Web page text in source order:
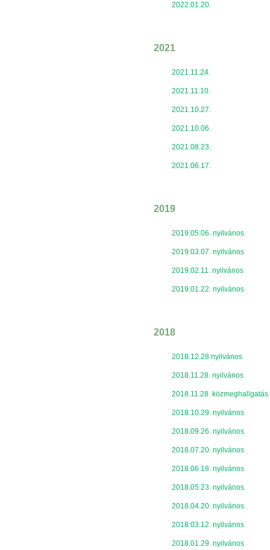
2022.01.20.
2021
2021.11.24.
2021.11.10.
2021.10.27.
2021.10.06.
2021.08.23.
2021.06.17.
2019
2019.05.06. nyilvános
2019.03.07. nyilvános
2019.02.11. nyilvános
2019.01.22. nyilvános
2018
2018.12.28 nyilvános
2018.11.28. nyilvános
2018.11.28. közmeghallgatás
2018.10.29. nyilvános
2018.09.26. nyilvános
2018.07.20. nyilvános
2018.06.18. nyilvános
2018.05.23. nyilvános
2018.04.20. nyilvános
2018.03.12. nyilvános
2018.01.29. nyilvános